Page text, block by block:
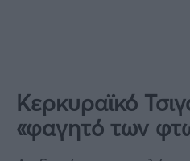
Κερκυραϊκό
«φαγητό των